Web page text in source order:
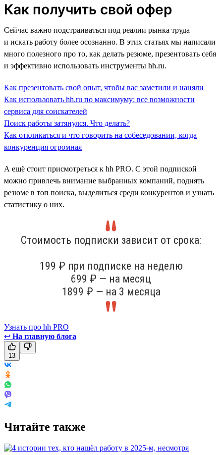
Как получить свой офер
Сейчас важно подстраиваться под реалии рынка труда
и искать работу более осознанно. В этих статьях мы написали
много полезного про то, как делать резюме, презентовать себя
и эффективно использовать инструменты hh.ru.
Как презентовать свой опыт, чтобы вас заметили и наняли
Как использовать hh.ru по максимуму: все возможности
сервиса для соискателей
Поиск работы затянулся. Что делать?
Как откликаться и что говорить на собеседовании, когда
конкуренция огромная
А ещё стоит присмотреться к hh PRO. С этой подпиской
можно привлечь внимание выбранных компаний, поднять
резюме в топ поиска, выделиться среди конкурентов и узнать
статистику о них.
Стоимость подписки зависит от срока:
199 ₽ при подписке на неделю
699 ₽ — на месяц
1899 ₽ — на 3 месяца
Узнать про hh PRO
↩ На главную блога
13
Читайте также